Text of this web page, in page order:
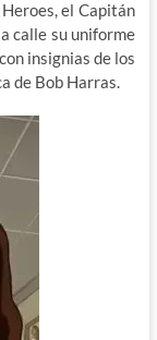
el Capitán
calle su uniforme
insignias de los
de Bob Harras.